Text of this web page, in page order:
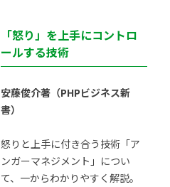
「怒り」を上手にコントロ
ールする技術
安藤俊介著（PHPビジネス新
書）
怒りと上手に付き合う技術「ア
ンガーマネジメント」につい
て、一からわかりやすく解説。